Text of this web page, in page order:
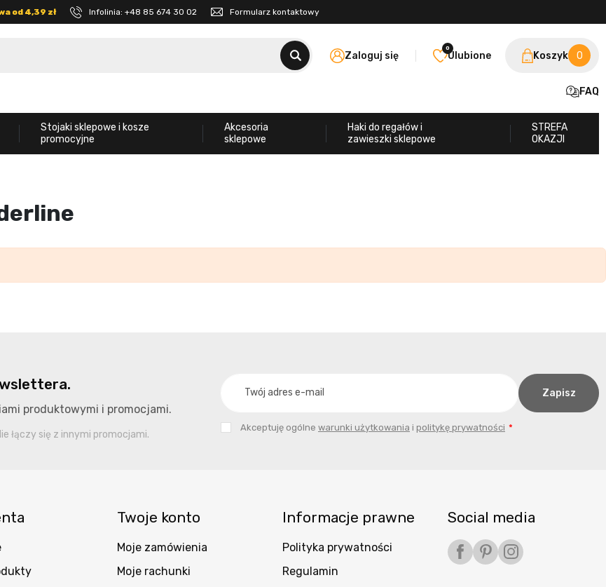
od 4,39 zł Infolinia: +48 85 674 30 02 Formularz kontaktowy
Zaloguj się Ulubione
0
Koszyk 0
FAQ
Stojaki sklepowe i kosze
promocyjne
Akcesoria
sklepowe
Haki do regałów i
zawieszki sklepowe
STREFA
OKAZJI
produktowymi i promocjami.
łączy się z innymi promocjami.
Akceptuję ogólne warunki użytkowania i politykę prywatności
Twoje konto
Moje zamówienia
Moje rachunki
Informacje prawne
Polityka prywatności
Regulamin
Social media
Facebook
PinterestInstagram